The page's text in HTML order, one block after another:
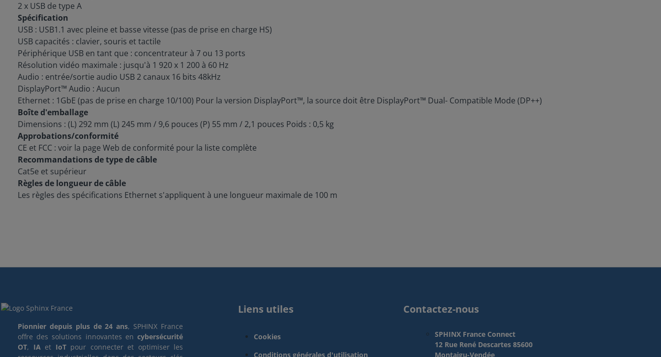
2 x USB de type A
Spécification
USB : USB1.1 avec pleine et basse vitesse (pas de prise en charge HS)
USB capacités : clavier, souris et tactile
Périphérique USB en tant que : concentrateur à 7 ou 13 ports
Résolution vidéo maximale : jusqu'à 1 920 x 1 200 à 60 Hz
Audio : entrée/sortie audio USB 2 canaux 16 bits 48kHz
DisplayPort™ Audio : Aucun
Ethernet : 1GbE (pas de prise en charge 10/100) Pour la version DisplayPort™, la source doit être DisplayPort™ Dual- Compatible Mode (DP++)
Boîte d'emballage
Dimensions : (L) 292 mm (L) 245 mm / 9,6 pouces (P) 55 mm / 2,1 pouces Poids : 0,5 kg
Approbations/conformité
CE et FCC : voir la page Web de conformité pour la liste complète
Recommandations de type de câble
Cat5e et supérieur
Règles de longueur de câble
Les règles des spécifications Ethernet s'appliquent à une longueur maximale de 100 m
Pionnier depuis plus de 24 ans, SPHINX France
offre des solutions innovantes en cybersécurité
OT, IA et IoT pour connecter et optimiser les
Liens utiles
Cookies
Conditions générales d'utilisation
Contactez-nous
SPHINX France Connect
12 Rue René Descartes 85600
Montaigu-Vendée